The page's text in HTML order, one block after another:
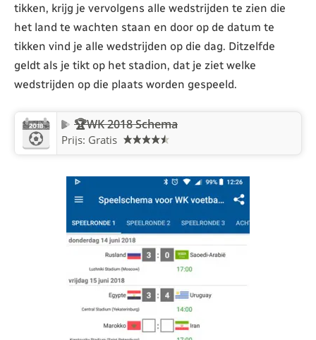
tikken, krijg je vervolgens alle wedstrijden te zien die
het land te wachten staan en door op de datum te
tikken vind je alle wedstrijden op die dag. Ditzelfde
geldt als je tikt op het stadion, dat je ziet welke
wedstrijden op die plaats worden gespeeld.
🏆WK 2018 Schema
Prijs: Gratis